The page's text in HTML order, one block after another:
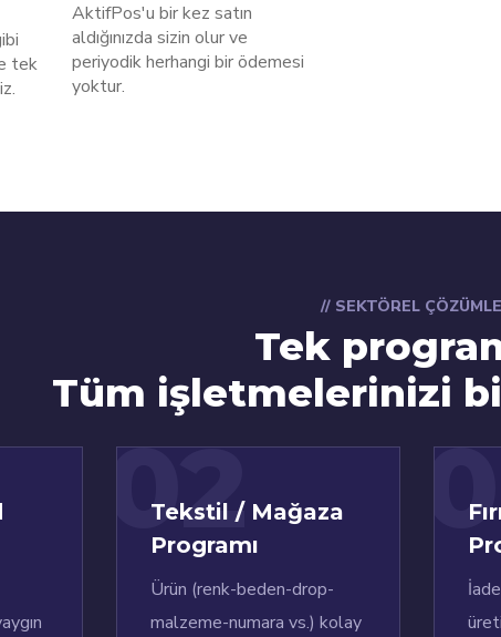
tek
AktifPos'u bir kez satın
aldığınızda sizin olur ve
periyodik herhangi bir ödemesi
yoktur.
// SEKTÖREL
Tek
Tüm işletmelerinizi
02
Tekstil / Mağaza
Programı
Ürün (renk-beden-drop-
malzeme-numara vs.) kolay